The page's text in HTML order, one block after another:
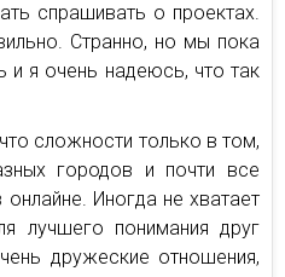
спрашивать о проектах.
Странно, но мы пока
и я очень надеюсь, что так
сложности только в том,
городов и почти все
Иногда не хватает
лучшего понимания друг
дружеские отношения,